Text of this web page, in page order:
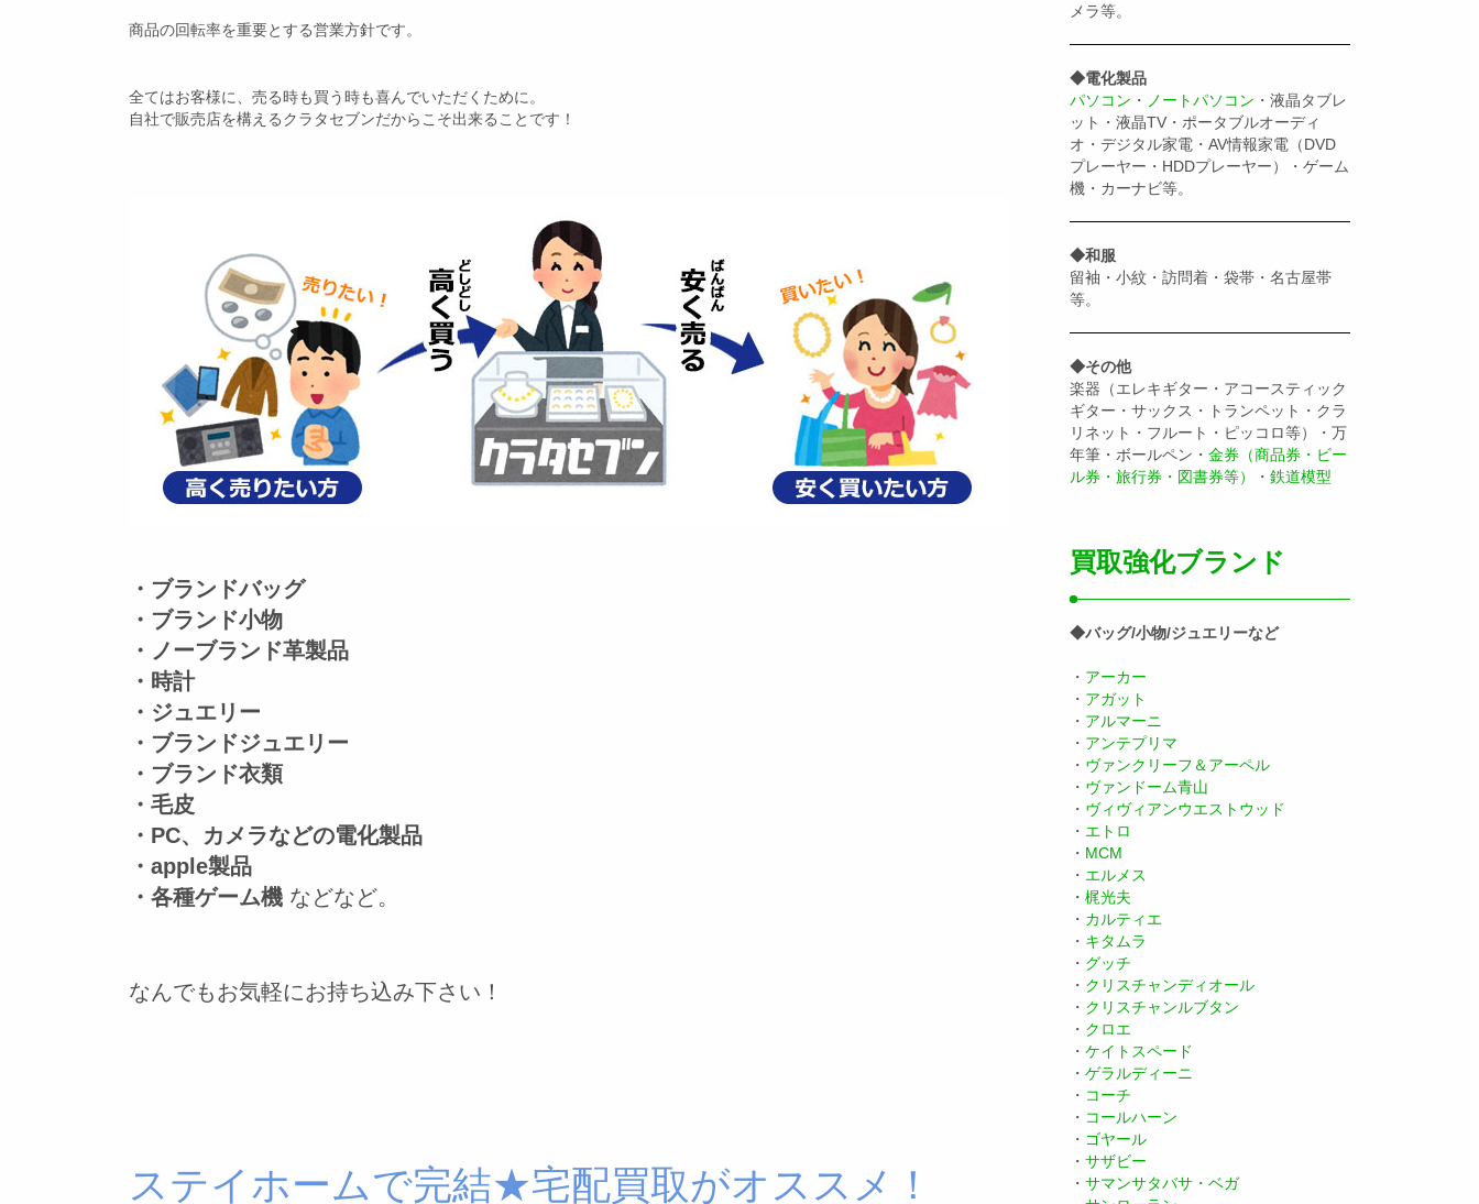
商品の回転率を重要とする営業方針です。
全てはお客様に、売る時も買う時も喜んでいただくために。
自社で販売店を構えるクラタセブンだからこそ出来ることです！
・ブランドバッグ
・ブランド小物
・ノーブランド革製品
・時計
・ジュエリー
・ブランドジュエリー
・ブランド衣類
・毛皮
・PC、カメラなどの電化製品
・apple製品
・各種ゲーム機 などなど。
なんでもお気軽にお持ち込み下さい！
ステイホームで完結★宅配買取がオススメ！
メラ等。
◆電化製品
パソコン ・ ノートパソコン ・液晶タブレ
ット・液晶TV・ポータブルオーディ
オ・デジタル家電・AV情報家電（DVD
プレーヤー・HDDプレーヤー）・ゲーム
機・カーナビ等。
◆和服
留袖・小紋・訪問着・袋帯・名古屋帯
等。
◆その他
楽器（エレキギター・アコースティック
ギター・サックス・トランペット・クラ
リネット・フルート・ピッコロ等）・万
年筆・ボールペン・ 金券（商品券・ビー
ル券・旅行券・図書券等）
・ 鉄道模型
買取強化ブランド
◆バッグ/小物/ジュエリーなど
・ アーカー
・ アガット
・ アルマーニ
・ アンテプリマ
・ ヴァンクリーフ＆アーペル
・ ヴァンドーム青山
・ ヴィヴィアンウエストウッド
・ エトロ
・ MCM
・ エルメス
・ 梶光夫
・ カルティエ
・ キタムラ
・ グッチ
・ クリスチャンディオール
・ クリスチャンルブタン
・ クロエ
・ ケイトスペード
・ ゲラルディーニ
・ コーチ
・ コールハーン
・ ゴヤール
・ サザビー
・ サマンサタバサ・ベガ